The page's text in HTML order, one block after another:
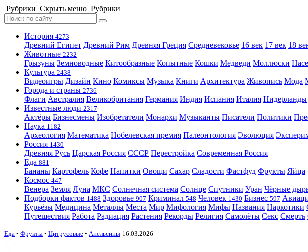
Рубрики Скрыть меню Рубрики
История 4273
Древний Египет Древний Рим Древняя Греция Средневековье 16 век 17 век 18
Животные 2232
Грызуны Земноводные Китообразные Копытные Кошки Медведи Моллюски
Культура 2438
Видеоигры Дизайн Кино Комиксы Музыка Книги Архитектура Живопись Мода
Города и страны 2736
Флаги Австралия Великобритания Германия Индия Испания Италия Нидерланды
Известные люди 2317
Актёры Бизнесмены Изобретатели Монархи Музыканты Писатели Политики
Наука 1182
Археология Математика Нобелевская премия Палеонтология Эволюция
Россия 1430
Древняя Русь Царская Россия СССР Перестройка Современная Россия
Еда 881
Бананы Картофель Кофе Напитки Овощи Сахар Сладости Фастфуд Фрукты Яйца
Космос 447
Венера Земля Луна МКС Солнечная система Солнце Спутники Уран Чёрные
Подборки фактов 1488 Здоровье 907 Криминал 548 Человек 1430 Бизнес 597
Курьёзы Медицина Металлы Места Мир Мифология Мифы Названия Наркотики
Путешествия Работа Радиация Растения Рекорды Религия Самолёты Секс Смерть
Еда • Фрукты • Цитрусовые • Апельсины 16.03.2026